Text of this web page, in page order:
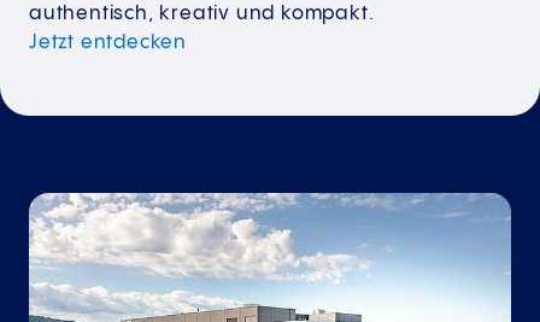
authentisch, kreativ und kompakt.
Jetzt entdecken